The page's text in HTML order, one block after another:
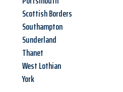
Scottish Borders
Southampton
Sunderland
Thanet
West Lothian
York